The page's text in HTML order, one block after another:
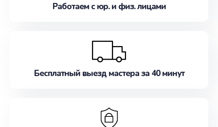
Работаем с юр. и физ. лицами
Бесплатный выезд мастера за 40 минут